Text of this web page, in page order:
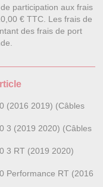
participation aux frais
€ TTC. Les frais de
des frais de port
(2016 2019) (Câbles
3 (2019 2020) (Câbles
3 RT (2019 2020)
Performance RT (2016